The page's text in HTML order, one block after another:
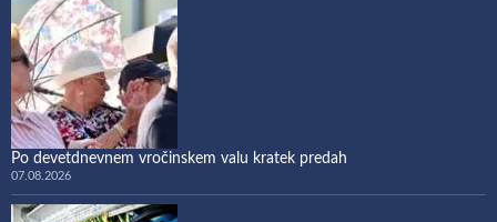
Po devetdnevnem vročinskem valu kratek predah
07.08.2026